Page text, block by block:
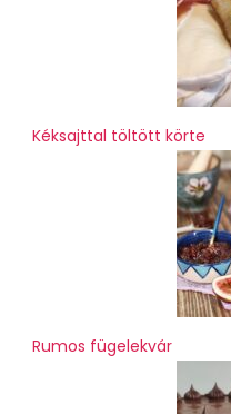
Kéksajttal töltött körte
Rumos fügelekvár